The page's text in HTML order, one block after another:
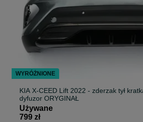
KIA X-CEED Lift 2022 - zderzak tył
dyfuzor ORYGINAŁ
Używane
799 zł
WYRÓŻNIONE